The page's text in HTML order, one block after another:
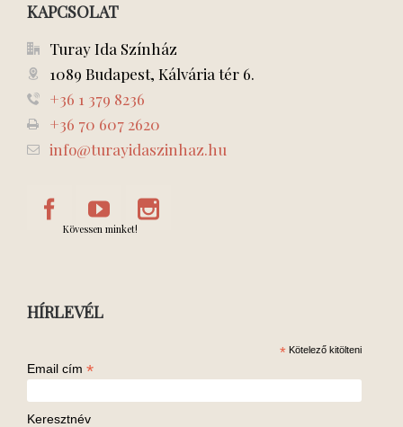
KAPCSOLAT
Turay Ida Színház
1089 Budapest, Kálvária tér 6.
+36 1 379 8236
+36 70 607 2620
info@turayidaszinhaz.hu
Kövessen minket!
HÍRLEVÉL
* Kötelező kitölteni
Email cím *
Keresztnév